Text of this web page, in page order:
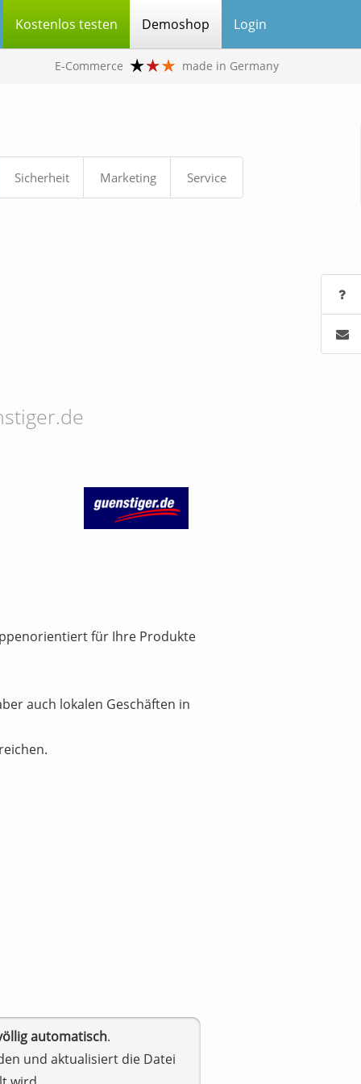
Kostenlos testen Demoshop Login
E-Commerce made in Germany
Sicherheit Marketing Service
für Ihre Produkte
auch lokalen Geschäften in
automatisch.
und aktualisiert die Datei